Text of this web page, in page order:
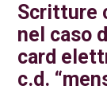
Scritture
nel caso
card
c.d.